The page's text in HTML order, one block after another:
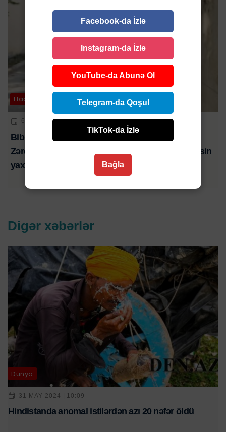
Hadisə
6 AVQ 2026 | 21:01
Bibim həkim səhlənkarlığının qurbanı oldu-
Zərdabda baş verən ağır yol qəzasında ölən şəxsin
yaxını şikayət edib-VİDEO
Digər xəbərlər
Dünya
31 MAY 2024 | 10:09
Hindistanda anomal istilərdən azı 20 nəfər öldü
Facebook-da İzlə
Instagram-da İzlə
YouTube-da Abunə Ol
Telegram-da Qoşul
TikTok-da İzlə
Bağla